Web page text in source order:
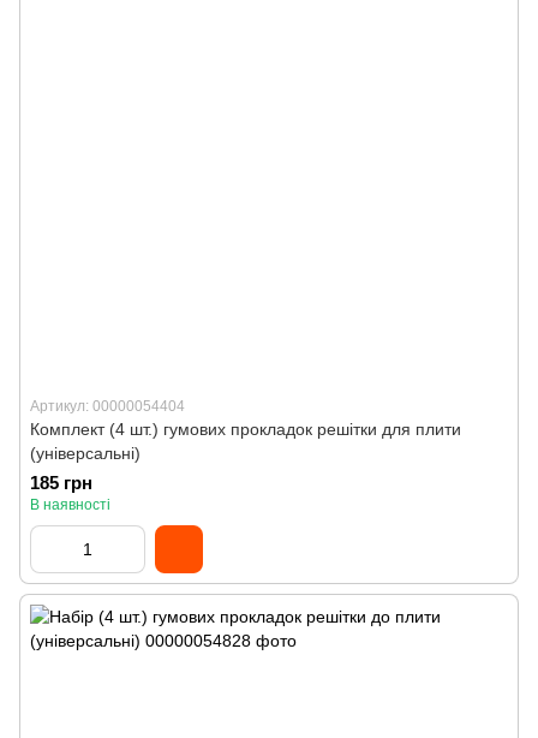
Артикул: 00000054404
Комплект (4 шт.) гумових прокладок решітки для плити
(універсальні)
185 грн
В наявності